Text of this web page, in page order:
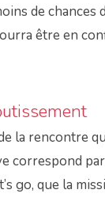
de chances
être en
la rencontre
correspond
go, que la